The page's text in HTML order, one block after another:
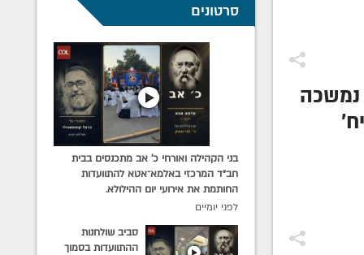
נמשכה
סרטונים
בני הקהילה ואורחי כ׳ אב מתכנסים בבית
חב״ד המרכזי באלמא־אטא להתוועדות
החותמת את אירועי יום ההילולא.
לפני יומיים
סביב שולחנות
ההתוועדות בסמוך